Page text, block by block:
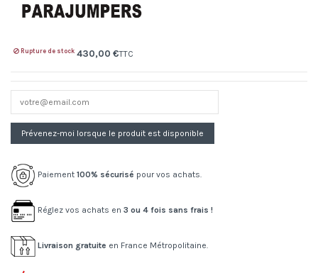
Rupture de stock 430,00 €TTC
Paiement 100% sécurisé pour vos achats.
Réglez vos achats en 3 ou 4 fois sans frais !
Livraison gratuite en France Métropolitaine.